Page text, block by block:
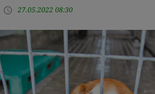
access_time 27.05.2022 08:30